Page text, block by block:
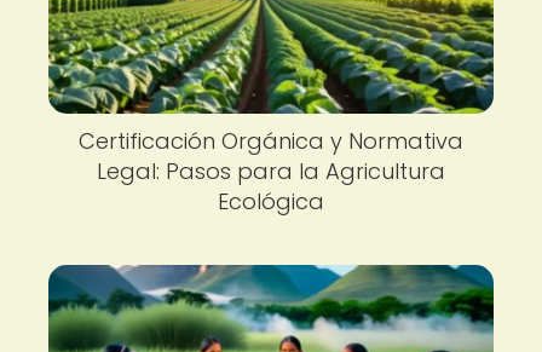
Certificación Orgánica y Normativa
Legal: Pasos para la Agricultura
Ecológica